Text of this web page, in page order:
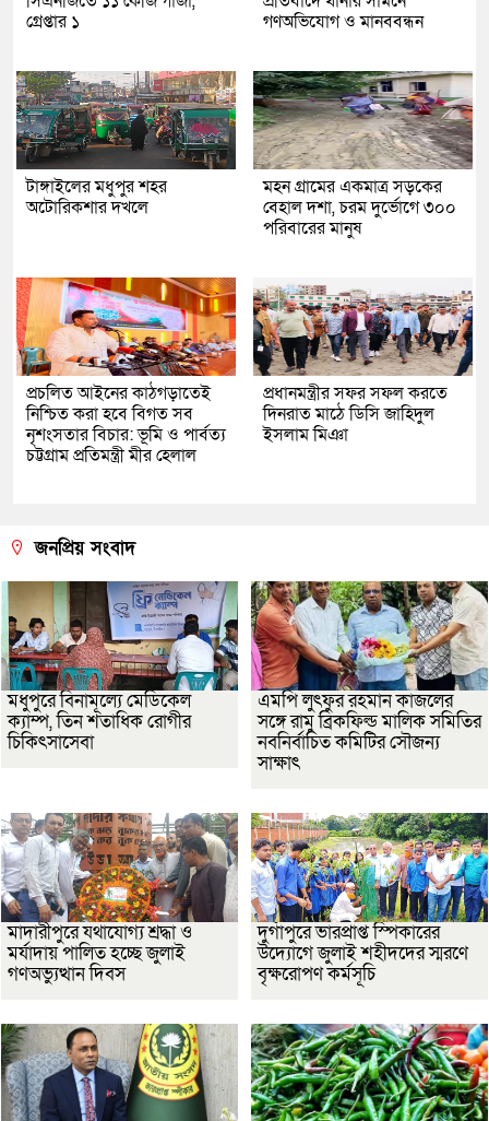
গ্রেপ্তার ১
গণঅভিযোগ ও মানববন্ধন
টাঙ্গাইলের মধুপুর শহর
অটোরিকশার দখলে
মহন গ্রামের একমাত্র সড়কের
বেহাল দশা, চরম দুর্ভোগে ৩০০
পরিবারের মানুষ
প্রচলিত আইনের কাঠগড়াতেই
নিশ্চিত করা হবে বিগত সব
নৃশংসতার বিচার: ভূমি ও পার্বত্য
চট্টগ্রাম প্রতিমন্ত্রী মীর হেলাল
প্রধানমন্ত্রীর সফর সফল করতে
দিনরাত মাঠে ডিসি জাহিদুল
ইসলাম মিঞা
জনপ্রিয় সংবাদ
মধুপুরে বিনামূল্যে মেডিকেল
ক্যাম্প, তিন শতাধিক রোগীর
চিকিৎসাসেবা
এমপি লুৎফুর রহমান কাজলের
সঙ্গে রামু ব্রিকফিল্ড মালিক সমিতির
নবনির্বাচিত কমিটির সৌজন্য
সাক্ষাৎ
মাদারীপুরে যথাযোগ্য শ্রদ্ধা ও
মর্যাদায় পালিত হচ্ছে জুলাই
গণঅভ্যুত্থান দিবস
দুর্গাপুরে ভারপ্রাপ্ত স্পিকারের
উদ্যোগে জুলাই শহীদদের স্মরণে
বৃক্ষরোপণ কর্মসূচি